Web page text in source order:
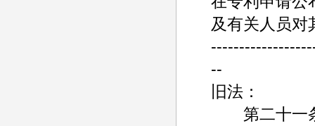
及有关人员对
--
旧法：
第二十一条